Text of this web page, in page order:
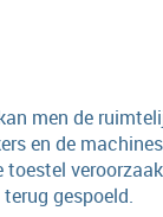
men de
en de
gespoeld.